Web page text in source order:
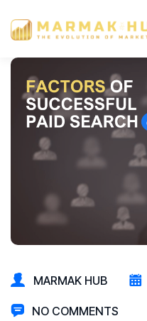
MARMAK HUB
NO COMMENTS